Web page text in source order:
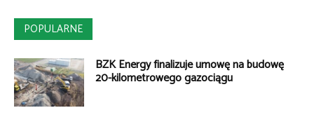
POPULARNE
BZK Energy finalizuje umowę na budowę
20-kilometrowego gazociągu